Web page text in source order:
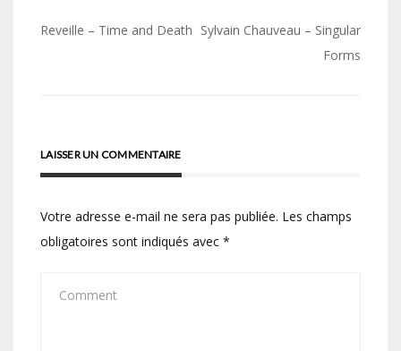
Navigation
Reveille – Time and Death Sylvain Chauveau – Singular
Forms
LAISSER UN COMMENTAIRE
Votre adresse e-mail ne sera pas publiée. Les champs
obligatoires sont indiqués avec *